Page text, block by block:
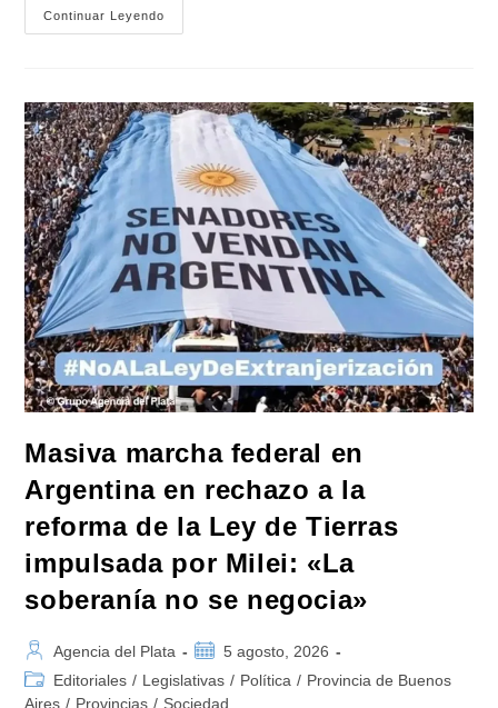
Continuar Leyendo
Argentinas
La
Niñez
Con
Dos
Jornadas
De
Juegos,
Espectáculos
Y
Actividades
Para
Toda
Familia
Masiva marcha federal en
Argentina en rechazo a la
reforma de la Ley de Tierras
impulsada por Milei: «La
soberanía no se negocia»
Autor
de
la
Agencia del Plata
Publicación
de
la
5 agosto, 2026
Categoría
de
Editoriales / Legislativas / Política / Provincia de Buenos
Aires / Provincias / Sociedad